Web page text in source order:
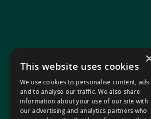
Hawlfraint 2026 Heledd Fychan AS ·
Hyrwyddwyd gan Heledd Fychan, 2
Pontypridd, CF37 1QJ.
Telir costau'r wefan hon o arian
Gomisiwn y Senedd. Gall dolenni a
hon arwain at wefannau allanol nad
This website uses cookies
We use cookies to personalise content, ads
and to analyse our traffic. We also share
information about your use of our site with
our advertising and analytics partners who